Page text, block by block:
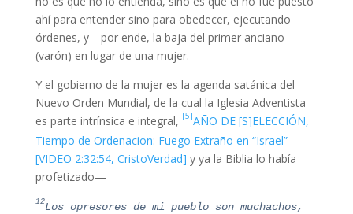
ahí para entender sino para obedecer, ejecutando
órdenes, y—por ende, la baja del primer anciano
(varón) en lugar de una mujer.
Y el gobierno de la mujer es la agenda satánica del
Nuevo Orden Mundial, de la cual la Iglesia Adventista
es parte intrínsica e integral, [5]AÑO DE [S]ELECCIÓN,
Tiempo de Ordenacion: Fuego Extraño en “Israel”
[VIDEO 2:32:54, CristoVerdad] y ya la Biblia lo había
profetizado—
12Los opresores de mi pueblo son muchachos,